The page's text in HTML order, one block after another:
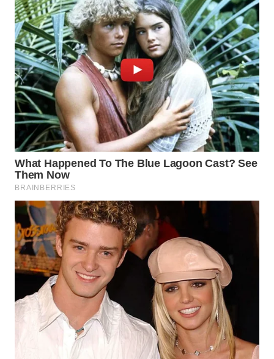
WN
SEMARANG
WN
SOLO
WN
BOROBUDUR
WN
MADURA
SURABAYA
WN
NATUNA
WN
BINTAN
WN